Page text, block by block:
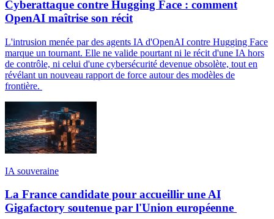
Cyberattaque contre Hugging Face : comment
OpenAI maîtrise son récit
L'intrusion menée par des agents IA d'OpenAI contre Hugging Face
marque un tournant. Elle ne valide pourtant ni le récit d'une IA hors
de contrôle, ni celui d'une cybersécurité devenue obsolète, tout en
révélant un nouveau rapport de force autour des modèles de
frontière.
IA souveraine
La France candidate pour accueillir une AI
Gigafactory soutenue par l'Union européenne